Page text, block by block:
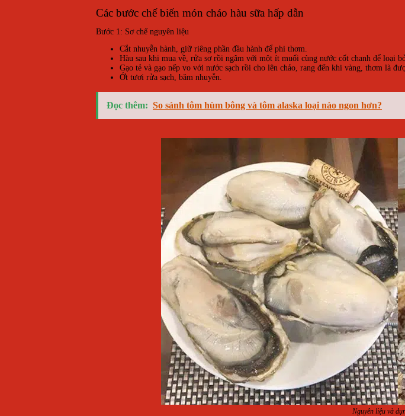
Các bước chế biến món cháo hàu sữa hấp dẫn
Bước 1: Sơ chế nguyên liệu
Cắt nhuyễn hành, giữ riêng phần đầu hành để phi thơm.
Hàu sau khi mua về, rửa sơ rồi ngâm với một ít muối cùng nước cốt chanh để loại
Gạo tẻ và gạo nếp vo với nước sạch rồi cho lên chảo, rang đến khi vàng, thơm là
Ớt tươi rửa sạch, băm nhuyễn.
Đọc thêm: So sánh tôm hùm bông và tôm alaska loại nào ngon hơn?
Nguyên liệu và